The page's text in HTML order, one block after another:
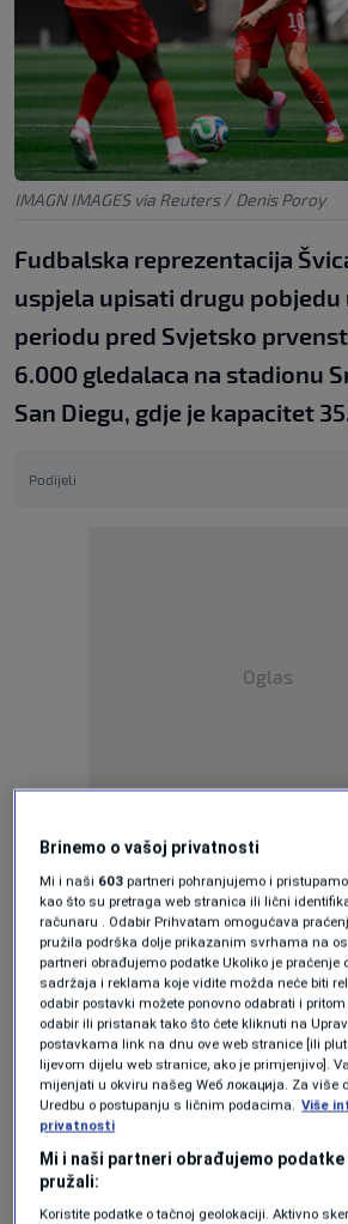
IMAGN IMAGES via Reuters / Denis Poroy
Fudbalska reprezentacija
uspjela upisati drugu
periodu pred Svjetsko
6.000 gledalaca na stadionu
San Diegu, gdje je kapacitet
Podijeli
Oglas
Nakon ubjedljivog trijumfa nad
rezultatom 4:1, Švicarci su u
remizirali protiv Australije
Ekipa Murata Yakina odlično
do prednosti stigla već u 14.
Xhaka poslao je precizan pas
Ndoyeu, a napadač
rutinski je završio akciju za
Australci su tokom prvog dijela
Brinemo o vašoj privatnosti
Mi i naši 603 partneri pohranjujemo i
kao što su pretraga web stranica ili lični
računaru . Odabir Prihvatam omogućava
pružila podrška dolje prikazanim svrhama na
partneri obrađujemo podatke Ukoliko je praćenje
sadržaja i reklama koje vidite možda neće biti
odabir postavki možete ponovno odabrati i
odabir ili pristanak tako što ćete kliknuti na
postavkama link na dnu ove web stranice [ili
lijevom dijelu web stranice, ako je primjenjivo].
mijenjati u okviru našeg Wеб локација. Za više
Uredbu o postupanju s ličnim podacima. Više
privatnosti
Mi i naši partneri obrađujemo podatke
pružali:
Koristite podatke o tačnoj geolokaciji. Aktivno